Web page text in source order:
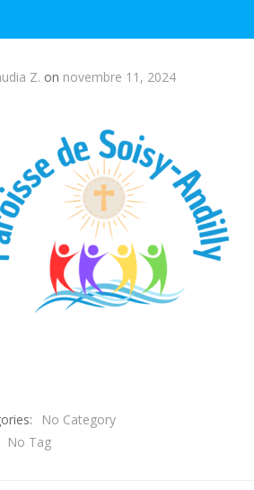
Z. on novembre 11, 2024
No Category
No Tag